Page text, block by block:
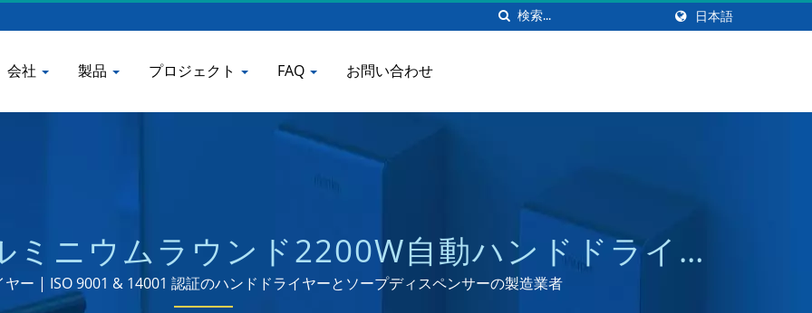
日本語
会社 製品 プロジェクト FAQ お問い合わせ
ニウムラウンド2200W自動ハンドドライヤ
スルームの水栓メーカー | HOKWANG
ー | ISO 9001 & 14001 認証のハンドドライヤーとソープディスペンサーの製造業者